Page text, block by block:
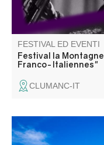
FESTIVAL ED EVENTI
Festival la
Franco-Italiennes"
CLUMANC-IT
Visite commentée